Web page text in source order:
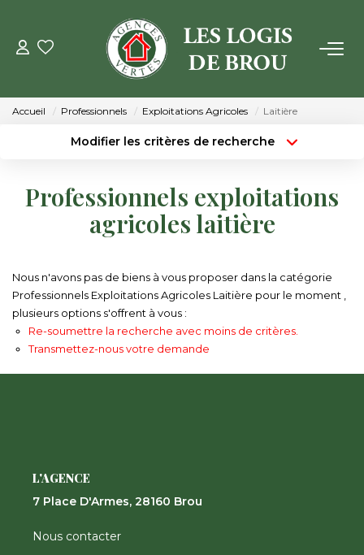
ESTIMATION
NOTRE AGENCE
Qui Sommes Nous
Notre Équipe
Accueil Professionnels Exploitations Agricoles Laitière
Modifier les critères de recherche
Sélectionnez...
Type de bien
Surface min
Créer une alerte
Professionnels exploitations
agricoles laitière
Nous n'avons pas de biens à vous proposer dans la catégorie
Professionnels Exploitations Agricoles Laitière pour le moment ,
plusieurs options s'offrent à vous :
Re-soumettre la recherche avec moins de critères.
Transmettez-nous votre demande
L'AGENCE
7 Place D'Armes, 28160 Brou
Nous contacter